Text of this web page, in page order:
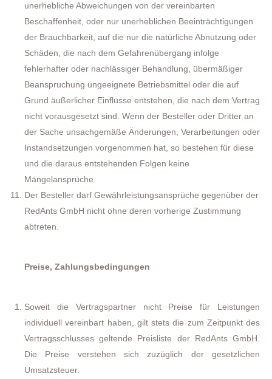
unerhebliche Abweichungen von der vereinbarten
Beschaffenheit, oder nur unerheblichen Beeinträchtigungen
der Brauchbarkeit, auf die nur die natürliche Abnutzung oder
Schäden, die nach dem Gefahrenübergang infolge
fehlerhafter oder nachlässiger Behandlung, übermäßiger
Beanspruchung ungeeignete Betriebsmittel oder die auf
Grund äußerlicher Einflüsse entstehen, die nach dem Vertrag
nicht vorausgesetzt sind. Wenn der Besteller oder Dritter an
der Sache unsachgemäße Änderungen, Verarbeitungen oder
Instandsetzungen vorgenommen hat, so bestehen für diese
und die daraus entstehenden Folgen keine
Mängelansprüche.
Der Besteller darf Gewährleistungsansprüche gegenüber der
RedAnts GmbH nicht ohne deren vorherige Zustimmung
abtreten.
Preise, Zahlungsbedingungen
Soweit die Vertragspartner nicht Preise für Leistungen
individuell vereinbart haben, gilt stets die zum Zeitpunkt des
Vertragsschlusses geltende Preisliste der RedAnts GmbH.
Die Preise verstehen sich zuzüglich der gesetzlichen
Umsatzsteuer.